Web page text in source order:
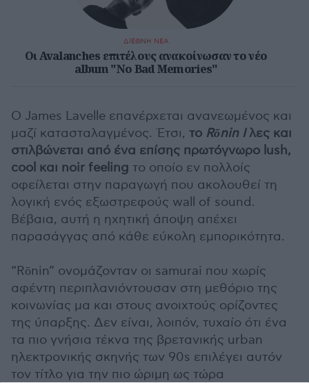
ΔΙΕΘΝΗ ΝΕΑ
Οι Avalanches επιτέλους ανακοίνωσαν το νέο
album "No Bad Memories"
O James Lavelle επανέρχεται ανανεωμένος και
μαζί κατασταλαγμένος. Έτσι, το Rōnin Iλες και
στιλβώνεται από ένα επίσης πρωτόγνωρο lush,
cool και noir feeling το οποίο εν πολλοίς
οφείλεται στην παραγωγή που ακολουθεί τη
λογική ενός εξωστρεφούς wall of sound.
Βέβαια, αυτή η ηχητική άποψη απέχει
παρασάγγας από κάθε εύκολη εμπορικότητα.
“Rōnin” ονομάζονταν οι samurai που χωρίς
αφέντη περιπλανιόντουσαν στη μεθόριο της
κοινωνίας μα και στους ανοιχτούς ορίζοντες
της ύπαρξης. Δεν είναι, λοιπόν, τυχαίο ότι ένα
τα πιο γνήσια τέκνα της βρετανικής urban
ηλεκτρονικής σκηνής των 90s επιλέγει αυτόν
τον τίτλο για την πιο ώριμη ως τώρα